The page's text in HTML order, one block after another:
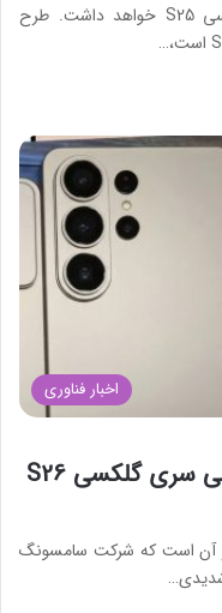
گلکسی S26 قطعاً ظاهری متفاوت با گلکسی S25 خواهد داشت. طرح
اخبار فناوری
رونمایی زودهنگام: افشای طراحی سری گلکسی S26
آن است که شرکت سامسونگ